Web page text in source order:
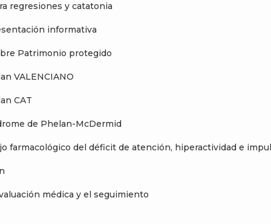
regresiones y catatonia
informativa
Patrimonio protegido
VALENCIANO
CAT
de Phelan-McDermid
farmacológico del déficit de atención, hiperactividad e
médica y el seguimiento